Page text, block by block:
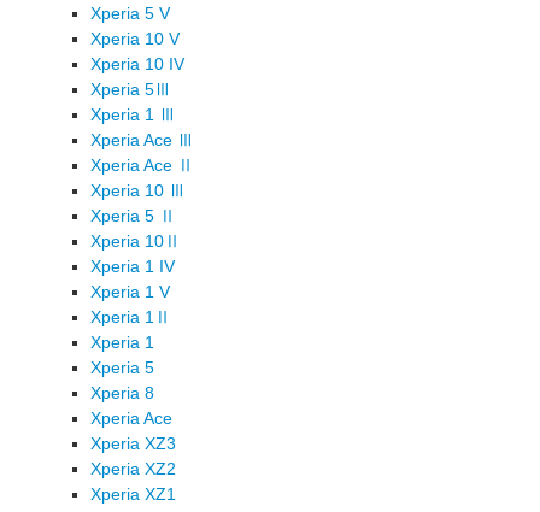
Xperia 5 V
Xperia 10 V
Xperia 10 IV
Xperia 5Ⅲ
Xperia 1 Ⅲ
Xperia Ace Ⅲ
Xperia Ace Ⅱ
Xperia 10 Ⅲ
Xperia 5 Ⅱ
Xperia 10Ⅱ
Xperia 1 IV
Xperia 1 V
Xperia 1Ⅱ
Xperia 1
Xperia 5
Xperia 8
Xperia Ace
Xperia XZ3
Xperia XZ2
Xperia XZ1